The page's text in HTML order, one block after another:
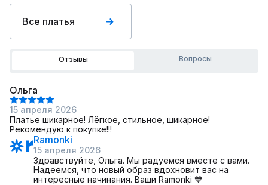
Все платья
Отзывы Вопросы
Ольга
15 апреля 2026
Платье шикарное! Лёгкое, стильное, шикарное!
Рекомендую к покупке!!!
Ramonki
15 апреля 2026
Здравствуйте, Ольга. Мы радуемся вместе с вами.
Надеемся, что новый образ вдохновит вас на
интересные начинания. Ваши Ramonki 💙